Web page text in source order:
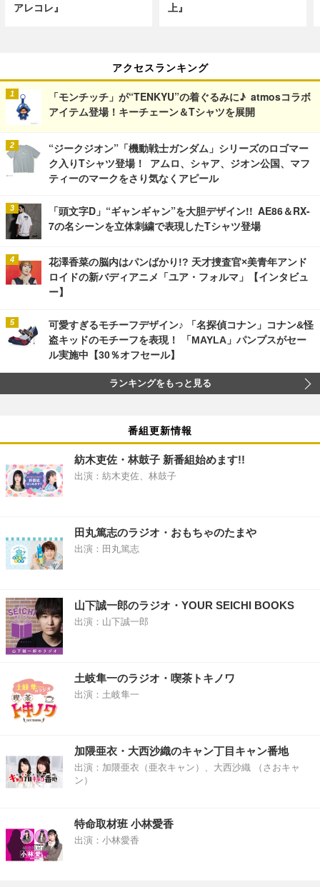
アレコレ』
上』
アクセスランキング
「モンチッチ」が“TENKYU”の着ぐるみに♪ atmosコラボ
アイテム登場！キーチェーン＆Tシャツを展開
“ジークジオン”「機動戦士ガンダム」シリーズのロゴマー
ク入りTシャツ登場！ アムロ、シャア、ジオン公国、マフ
ティーのマークをさり気なくアピール
「頭文字D」“ギャンギャン”を大胆デザイン!! AE86＆RX-
7の名シーンを立体刺繍で表現したTシャツ登場
花澤香菜の脳内はパンばかり!? 天才捜査官×美青年アンド
ロイドの新バディアニメ「ユア・フォルマ」【インタビュ
ー】
可愛すぎるモチーフデザイン♪ 「名探偵コナン」コナン&怪
盗キッドのモチーフを表現！ 「MAYLA」パンプスがセー
ル実施中【30％オフセール】
ランキングをもっと見る
番組更新情報
紡木吏佐・林鼓子 新番組始めます!!
出演：紡木吏佐、林鼓子
田丸篤志のラジオ・おもちゃのたまや
出演：田丸篤志
山下誠一郎のラジオ・YOUR SEICHI BOOKS
出演：山下誠一郎
土岐隼一のラジオ・喫茶トキノワ
出演：土岐隼一
加隈亜衣・大西沙織のキャン丁目キャン番地
出演：加隈亜衣（亜衣キャン）、大西沙織 （さおキャ
ン）
特命取材班 小林愛香
出演：小林愛香